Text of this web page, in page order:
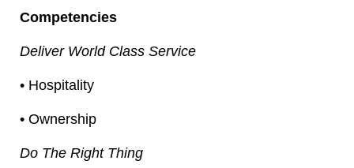
Competencies
Deliver World Class Service
• Hospitality
• Ownership
Do The Right Thing